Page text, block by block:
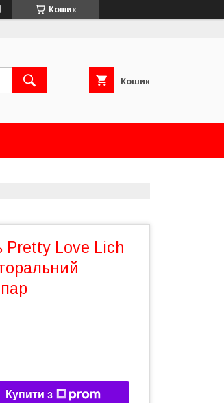
Кошик
Кошик
Pretty Love Lich
Купити з